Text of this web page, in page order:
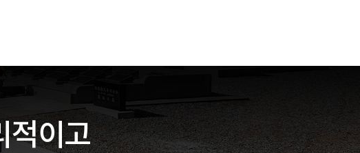
적이고